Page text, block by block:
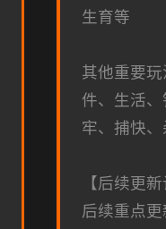
生育等
其他重要
件、生活
牢、捕快
【后续更新
后续重点